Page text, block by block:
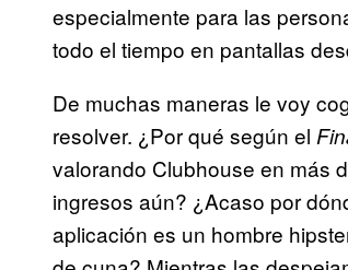
especialmente para las
todo el tiempo en pantallas
De muchas maneras le voy
resolver. ¿Por qué según el
valorando Clubhouse en más
ingresos aún? ¿Acaso por
aplicación es un hombre